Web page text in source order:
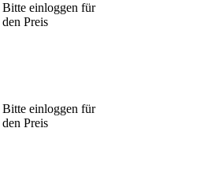
Bitte einloggen für
den Preis
Bitte einloggen für
den Preis